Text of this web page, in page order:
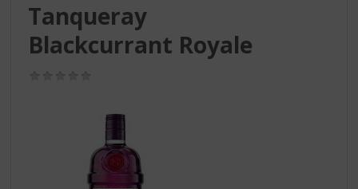
Tanqueray
Blackcurrant Royale